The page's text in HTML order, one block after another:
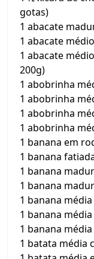
gotas)
1 abacate
1 abacate
1 abacate
200g)
1 abobrinha
1 abobrinha
1 abobrinha
1 abobrinha
1 banana em
1 banana
1 banana
1 banana
1 banana
1 banana
1 banana
1 batata média